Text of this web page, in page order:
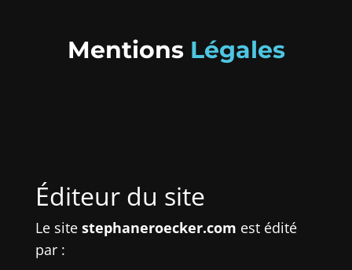
Mentions Légales
Éditeur du site
Le site stephaneroecker.com est édité
par :